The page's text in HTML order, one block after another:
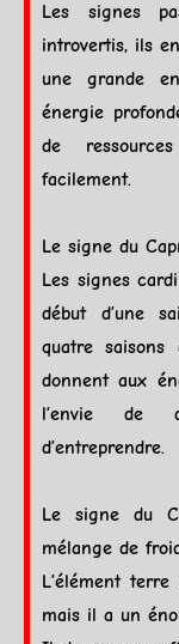
Les signes
introvertis, ils
une grande
énergie
de
facilement.
Le signe du
Les signes
début d’une
quatre saisons
donnent aux
l’envie de
d’entreprendre.
Le signe du
mélange de
L’élémentterre
mais il a un